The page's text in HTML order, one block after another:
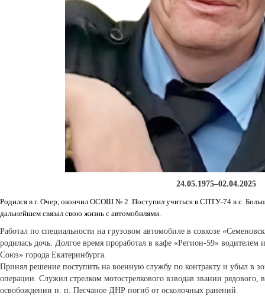
24.05.1975–02.04.2025
Родился в г. Очер, окончил ОСОШ № 2. Поступил учиться в СПТУ-74 в с.
дальнейшем связал свою жизнь с автомобилями.
Работал по специальности на грузовом автомобиле в совхозе
родилась дочь. Долгое время проработал в кафе «Регион-59»
Союз» города Екатеринбурга.
Принял решение поступить на военную службу по контракту и убыл в
операции. Служил стрелком мотострелкового взводав звании рядового,
освобождении н. п. Песчаное ДНР погиб от осколочных ранений.